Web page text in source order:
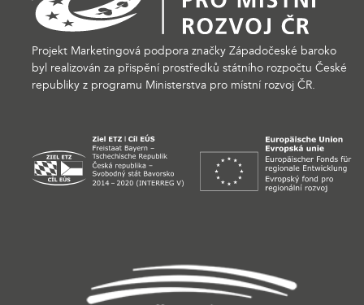
Projekt Marketingová podpora značky Západočeské baroko
byl realizován za přispění prostředků státního rozpočtu České
republiky z programu Ministerstva pro místní rozvoj ČR.